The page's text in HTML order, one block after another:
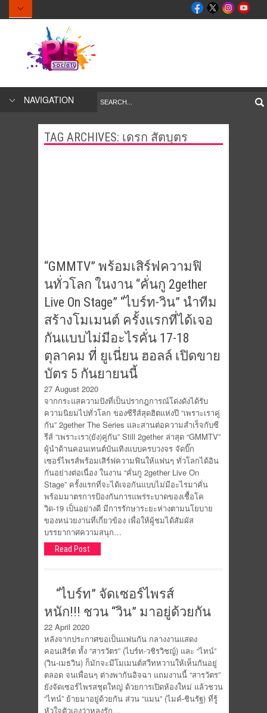
NAVIGATION
TAG ARCHIVES: เดรก สัตบุตร
“GMMTV” พร้อมเสิร์ฟความฟิ
นทั่วโลก ในงาน “คั่นกู 2gether
Live On Stage” “ไบร์ท-วิน” นำทีม
สร้างโมเมนต์ ครั้งแรกที่ได้เจอ
กันแบบไม่มีอะไรคั่น 17-18
ตุลาคม ที่ ยูเนี่ยน ฮอลล์ เปิดขาย
บัตร 5 กันยายนนี้
27 August 2020
จากกระแสความปังที่เป็นปรากฎการณ์โด่งดังได้รับ
ความนิยมไปทั่วโลก ของซีรีส์สุดฮิตแห่งปี “เพราะเราคู่
กัน” 2gether The Series และสานต่อความสำเร็จกับซี
รีส์ “เพราะเรา(ยัง)คู่กัน” Still 2gether ล่าสุด “GMMTV”
ผู้นำด้านคอนเทนต์บันเทิงแบบครบวงจร จัดบิ๊ก
เซอร์ไพรส์พร้อมเสิร์ฟความฟินให้แฟนๆ ทั่วโลกได้อิน
กันอย่างต่อเนื่อง ในงาน “คั่นกู 2gether Live On
Stage” ครั้งแรกที่จะได้เจอกันแบบไม่มีอะไรมาคั่น
พร้อมมาตรการป้องกันการแพร่ระบาดของเชื้อโค
วิด-19 เป็นอย่างดี มีการรักษาระยะห่างตามนโยบาย
ของหน่วยงานที่เกี่ยวข้อง เพื่อให้ผู้ชมได้สัมผัส
บรรยากาศความสนุก…
Read Post
“ไบร์ท” จัดเซอร์ไพรส์
หนัก!!! ชวน “วิน” มาอยู่ด้วยกัน
22 April 2020
หลังจากประกาศขอเป็นแฟนกัน กลางงานแสดง
คอนเสิร์ต ทั้ง “สารวัตร” (ไบร์ท-วชิรวิชญ์) และ “ไทน์”
(วิน-เมธวิน) ก็มักจะมีโมเมนต์สวีทหวานให้เห็นกันอยู่
ตลอด จนเพื่อนๆ ต่างพากันอิจฉา แถมงานนี้ “สารวัตร”
ยังจัดเซอร์ไพรสชุดใหญ่ ด้วยการเปิดห้องใหม่ แล้วชวน
“ไทน์” ย้ายมาอยู่ด้วยกัน ส่วน “แมน” (ไมค์-ชินรัฐ) ที่รู้
หัวใจตัวเองว่าหลงรัก…